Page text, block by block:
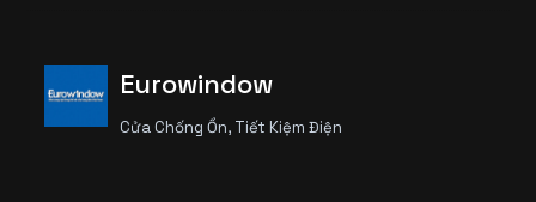
Eurowindow
Cửa Chống Ồn, Tiết Kiệm Điện